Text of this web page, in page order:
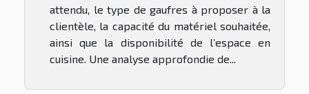
attendu, le type de gaufres à proposer à la
clientèle, la capacité du matériel souhaitée,
ainsi que la disponibilité de l’espace en
cuisine. Une analyse approfondie de...